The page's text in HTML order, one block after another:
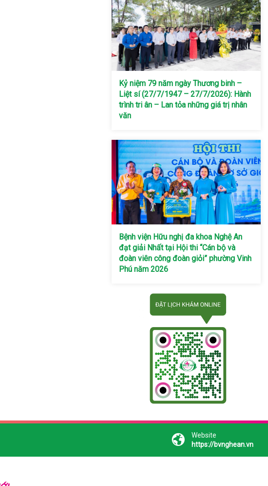
Kỷ niệm 79 năm ngày Thương binh –
Liệt sí (27/7/1947 – 27/7/2026): Hành
trình tri ân – Lan tỏa những giá trị nhân
văn
Bệnh viện Hữu nghị đa khoa Nghệ An
đạt giải Nhất tại Hội thi “Cán bộ và
đoàn viên công đoàn giỏi” phường Vinh
Phú năm 2026
Website
https://bvnghean.vn